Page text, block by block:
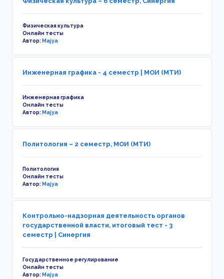
Физическая культура
Онлайн тесты
Автор:Majya
Инженерная графика - 4 семестр | МОИ (МТИ)
Инженерная графика
Онлайн тесты
Автор:Majya
Политология – 2 семестр, МОИ (МТИ)
Политология
Онлайн тесты
Автор:Majya
Контрольно-надзорная деятельность органов
государственной власти, итоговый тест - 3
семестр | Синергия
Государственное регулирование
Онлайн тесты
Автор:Majya